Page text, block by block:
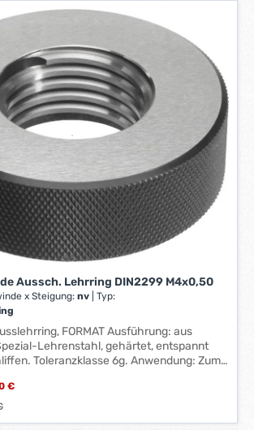
Aussch. Lehrring DIN2299 M4x0,50
x Steigung:nv
Typ:
FORMAT Ausführung: aus
Lehrenstahl, gehärtet, entspannt
6g. Anwendung: Zum
auf das neue geschnittene Gewinde
Bei Gewindeausschusslehrdornen bzw. -
€
Preis: